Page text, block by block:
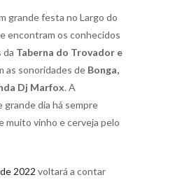
grande festa no Largo do
encontram os conhecidos
da Taberna do Trovador e
as sonoridades de Bonga,
Dj Marfox. A
grande dia há sempre
muito vinho e cerveja pelo
2022 voltará a contar